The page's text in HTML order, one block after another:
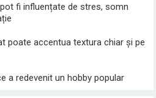
fi influențate de stres, somn
poate accentua textura chiar și pe
a redevenit un hobby popular